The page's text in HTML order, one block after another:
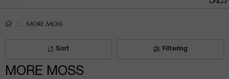
MORE MOSS
Filtering
Sort
MORE MOSS